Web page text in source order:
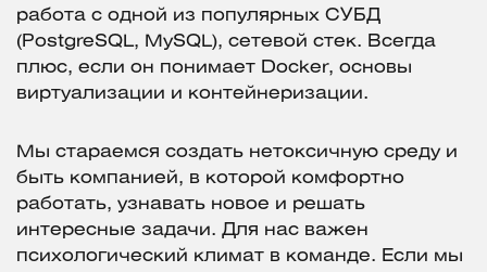
работа с одной из популярных СУБД
(PostgreSQL, MySQL), сетевой стек. Всегда
плюс, если он понимает Docker, основы
виртуализации и контейнеризации.
Мы стараемся создать нетоксичную среду и
быть компанией, в которой комфортно
работать, узнавать новое и решать
интересные задачи. Для нас важен
психологический климат в команде. Если мы